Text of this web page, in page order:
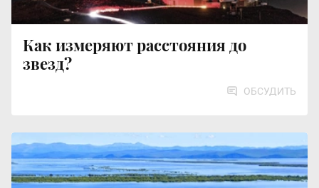
Как измеряют расстояния до
звезд?
ОБСУДИТЬ